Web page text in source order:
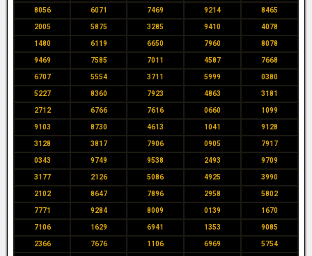
8056 6071 7469 9214 8465
2005 5875 3285 9410 4078
1480 6119 6650 7960 8078
9469 7585 7011 4587 7668
6707 5554 3711 5999 0380
5227 8360 7923 4863 3181
2712 6766 7616 0660 1099
9103 8730 4613 1041 9128
3128 3817 7906 0905 7917
0343 9749 9538 2493 9709
3177 2126 5086 4925 3990
2102 8647 7896 2958 5802
7771 9284 8009 0139 1670
7106 1629 6941 1353 9085
2366 7676 1106 6969 5754